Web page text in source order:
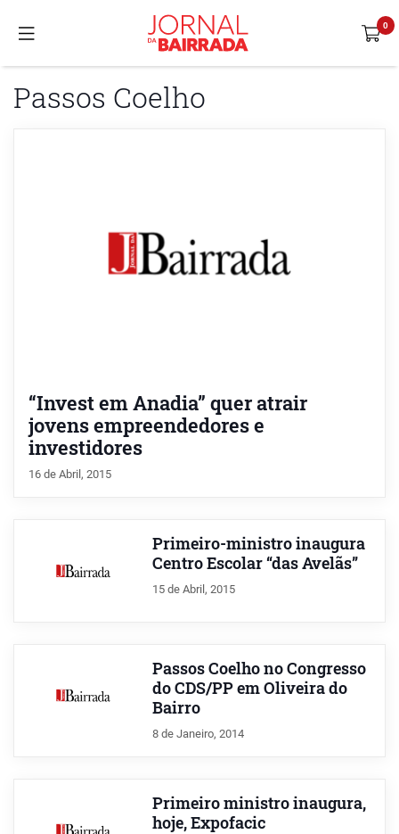
Passos Coelho
“Invest em Anadia” quer atrair
jovens empreendedores e
investidores
16 de Abril, 2015
Primeiro-ministro inaugura
Centro Escolar “das Avelãs”
15 de Abril, 2015
Passos Coelho no Congresso
do CDS/PP em Oliveira do
Bairro
8 de Janeiro, 2014
Primeiro ministro inaugura,
hoje, Expofacic